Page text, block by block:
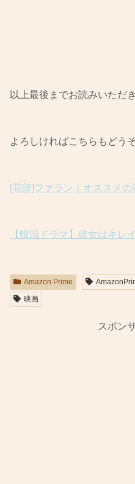
以上最後までお読みいただ
よろしければこちらもどうぞ
[花郎]ファラン｜オススメの
【韓国ドラマ】彼女はキレ
Amazon Prime
映画
スポン